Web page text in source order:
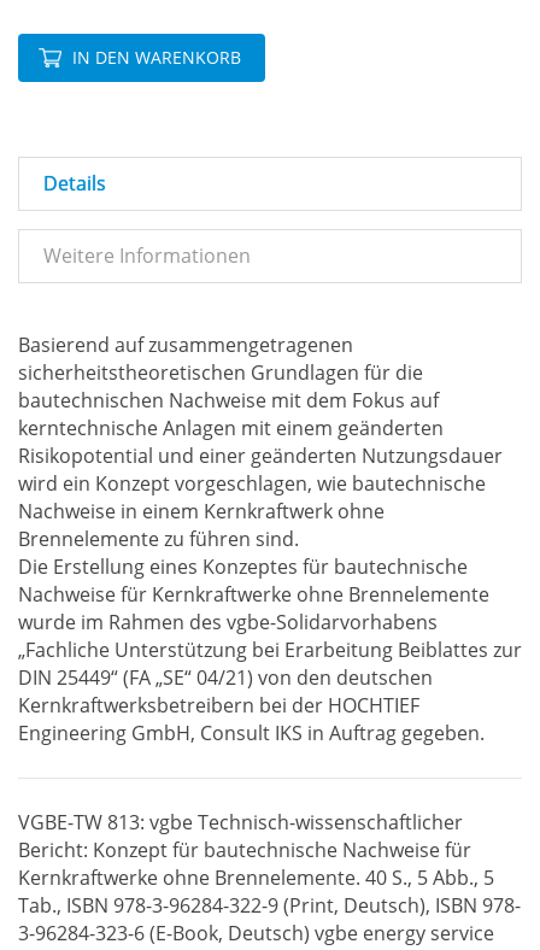
IN DEN WARENKORB
Details
Weitere Informationen
Basierend auf zusammengetragenen
sicherheitstheoretischen Grundlagen für die
bautechnischen Nachweise mit dem Fokus auf
kerntechnische Anlagen mit einem geänderten
Risikopotential und einer geänderten Nutzungsdauer
wird ein Konzept vorgeschlagen, wie bautechnische
Nachweise in einem Kernkraftwerk ohne
Brennelemente zu führen sind.
Die Erstellung eines Konzeptes für bautechnische
Nachweise für Kernkraftwerke ohne Brennelemente
wurde im Rahmen des vgbe-Solidarvorhabens
„Fachliche Unterstützung bei Erarbeitung Beiblattes zur
DIN 25449“ (FA „SE“ 04/21) von den deutschen
Kernkraftwerksbetreibern bei der HOCHTIEF
Engineering GmbH, Consult IKS in Auftrag gegeben.
VGBE-TW 813: vgbe Technisch-wissenschaftlicher
Bericht: Konzept für bautechnische Nachweise für
Kernkraftwerke ohne Brennelemente. 40 S., 5 Abb., 5
Tab., ISBN 978-3-96284-322-9 (Print, Deutsch), ISBN 978-
3-96284-323-6 (E-Book, Deutsch) vgbe energy service